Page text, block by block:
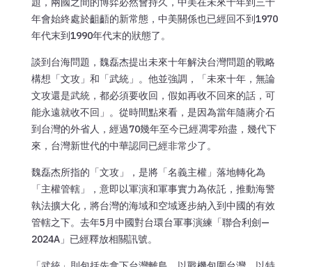
年會始終處於齟齬的新常態，中美關係也已經回不到1970
年代末到1990年代末的狀態了。
談到台海問題，魏磊杰提出未來十年解決台灣問題的戰略
構想「文攻」和「武統」。他並強調，「未來十年，無論
文攻還是武統，都必須要收回，假如再收不回來的話，可
能永遠就收不回」。從時間點來看，是因為當年隨蔣介石
到台灣的外省人，經過70幾年至今已經凋零殆盡，幾代下
來，台灣新世代的中華認同已經非常少了。
魏磊杰所指的「文攻」，是將「名義主權」落地轉化為
「主權管轄」，意即以軍演和軍事實力為依託，推動海警
執法擴大化，將台灣的海域和空域逐步納入到中國的有效
管轄之下。去年5月中國對台環台軍事演練「聯合利劍—
2024A」已經釋放相關訊號。